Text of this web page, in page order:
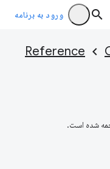
ورود به برنامه
Reference
شده است.